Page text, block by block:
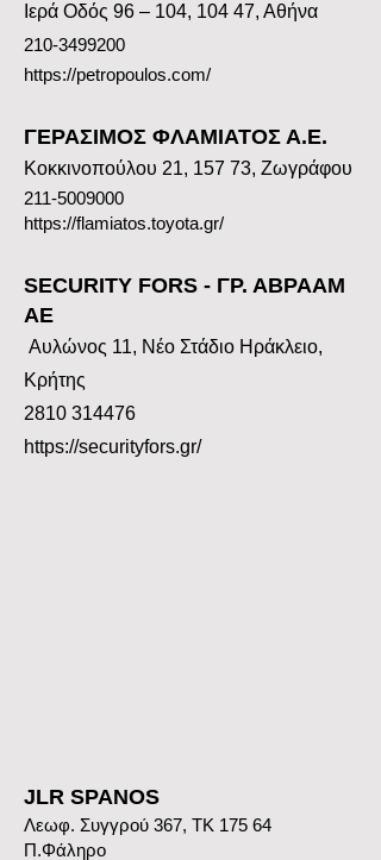
Ιερά Οδός 96 – 104, 104 47, Αθήνα
210-3499200
https://petropoulos.com/
ΓΕΡΑΣΙΜΟΣ ΦΛΑΜΙΑΤΟΣ Α.Ε.
Κοκκινοπούλου 21, 157 73, Ζωγράφου
211-5009000
https://flamiatos.toyota.gr/
SECURITY FORS - ΓΡ. ΑΒΡΑΑΜ
ΑΕ
Αυλώνος 11, Νέο Στάδιο Ηράκλειο,
Κρήτης
2810 314476
https://securityfors.gr/
JLR SPANOS
Λεωφ. Συγγρού 367, ΤΚ 175 64
Π.Φάληρο